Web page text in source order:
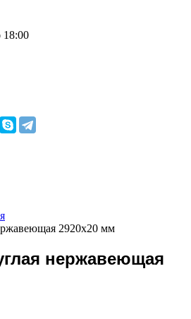
18:00
2920х20 мм
нержавеющая